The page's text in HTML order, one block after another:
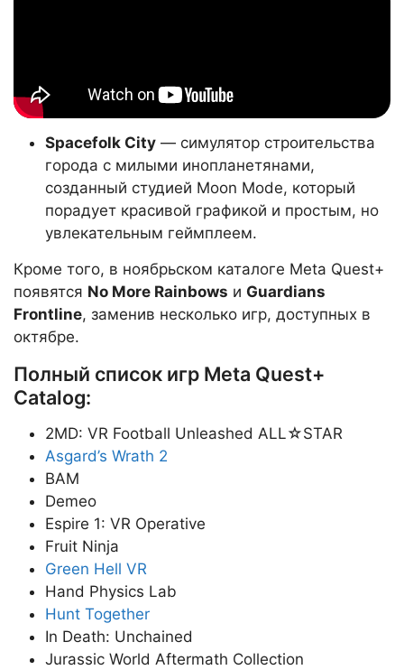
Spacefolk City — симулятор строительства
города с милыми инопланетянами,
созданный студией Moon Mode, который
порадует красивой графикой и простым, но
увлекательным геймплеем.
Кроме того, в ноябрьском каталоге Meta Quest+
появятся No More Rainbows и Guardians
Frontline, заменив несколько игр, доступных в
октябре.
Полный список игр Meta Quest+
Catalog:
2MD: VR Football Unleashed ALL☆STAR
Asgard’s Wrath 2
BAM
Demeo
Espire 1: VR Operative
Fruit Ninja
Green Hell VR
Hand Physics Lab
Hunt Together
In Death: Unchained
Jurassic World Aftermath Collection